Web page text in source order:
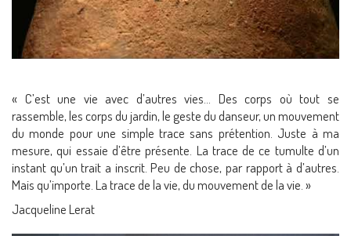
« C’est une vie avec d’autres vies… Des corps où tout se
rassemble, les corps du jardin, le geste du danseur, un mouvement
du monde pour une simple trace sans prétention. Juste à ma
mesure, qui essaie d’être présente. La trace de ce tumulte d’un
instant qu’un trait a inscrit. Peu de chose, par rapport à d’autres.
Mais qu’importe. La trace de la vie, du mouvement de la vie. »
Jacqueline Lerat